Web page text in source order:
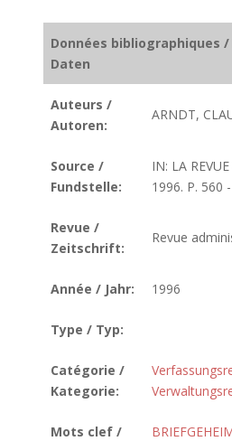
Données bibliographiques
Daten
Auteurs /
Autoren:
ARNDT,
Source /
Fundstelle:
IN: LA
1996. P. 560
Revue /
Zeitschrift:
Revue
Année / Jahr: 1996
Type / Typ:
Catégorie /
Kategorie:
Mots clef /